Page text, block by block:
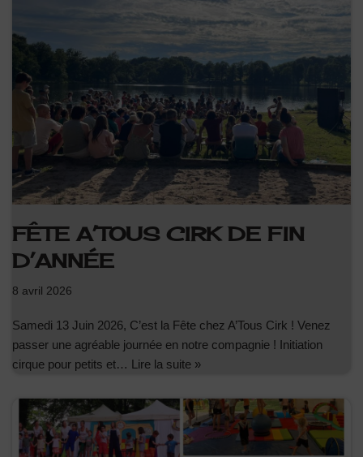
FÊTE A’TOUS CIRK DE FIN
D’ANNÉE
8 avril 2026
Samedi 13 Juin 2026, C’est la Fête chez A’Tous Cirk ! Venez
passer une agréable journée en notre compagnie ! Initiation
cirque pour petits et… Lire la suite »